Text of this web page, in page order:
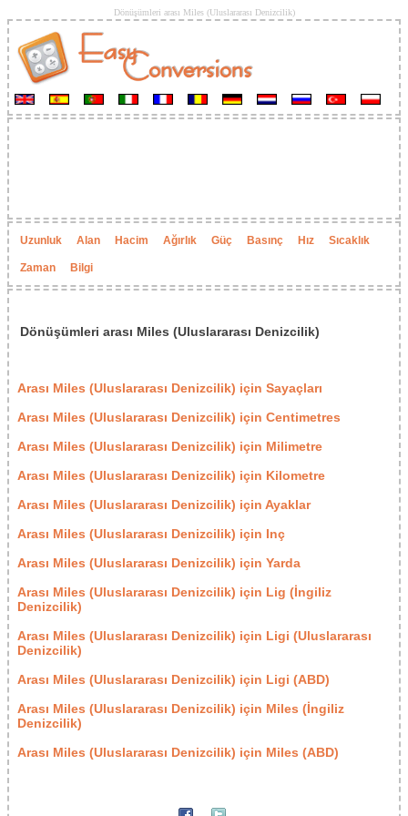
Dönüşümleri arası Miles (Uluslararası Denizcilik)
Uzunluk Alan Hacim Ağırlık Güç Basınç Hız Sıcaklık
Zaman Bilgi
Dönüşümleri arası Miles (Uluslararası Denizcilik)
Arası Miles (Uluslararası Denizcilik) için Sayaçları
Arası Miles (Uluslararası Denizcilik) için Centimetres
Arası Miles (Uluslararası Denizcilik) için Milimetre
Arası Miles (Uluslararası Denizcilik) için Kilometre
Arası Miles (Uluslararası Denizcilik) için Ayaklar
Arası Miles (Uluslararası Denizcilik) için Inç
Arası Miles (Uluslararası Denizcilik) için Yarda
Arası Miles (Uluslararası Denizcilik) için Lig (İngiliz
Denizcilik)
Arası Miles (Uluslararası Denizcilik) için Ligi (Uluslararası
Denizcilik)
Arası Miles (Uluslararası Denizcilik) için Ligi (ABD)
Arası Miles (Uluslararası Denizcilik) için Miles (İngiliz
Denizcilik)
Arası Miles (Uluslararası Denizcilik) için Miles (ABD)